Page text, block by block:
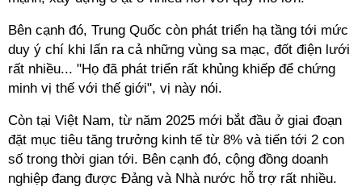
Bên cạnh đó, Trung Quốc còn phát triển hạ tầng tới mức
duy ý chí khi lấn ra cả những vùng sa mạc, đốt điện lưới
rất nhiều... "Họ đã phát triển rất khủng khiếp để chứng
minh vị thế với thế giới", vị này nói.
Còn tại Việt Nam, từ năm 2025 mới bắt đầu ở giai đoạn
đặt mục tiêu tăng trưởng kinh tế từ 8% và tiến tới 2 con
số trong thời gian tới. Bên cạnh đó, cộng đồng doanh
nghiệp đang được Đảng và Nhà nước hỗ trợ rất nhiều.